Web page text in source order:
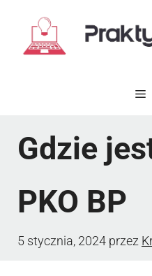
Gdzie
PKO BP
5 stycznia, 2024 przez